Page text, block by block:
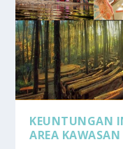
KEUNTUNGAN
AREA